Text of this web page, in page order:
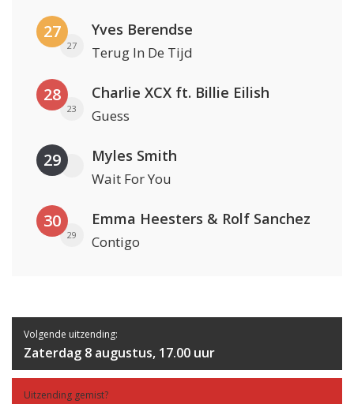
27
27
Yves Berendse
Terug In De Tijd
28
23
Charlie XCX ft. Billie Eilish
Guess
29 Myles Smith
Wait For You
30
29
Emma Heesters & Rolf Sanchez
Contigo
Volgende uitzending:
Zaterdag 8 augustus, 17.00 uur
Uitzending gemist?